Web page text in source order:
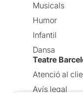
Musicals
Humor
Infantil
Dansa
Teatre
Atenció al
Avís legal